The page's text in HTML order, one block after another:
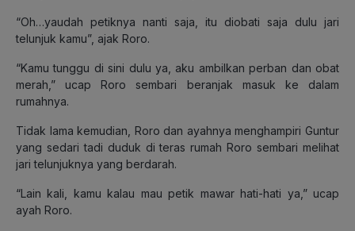
“Oh…yaudah petiknya nanti saja, itu diobati saja dulu jari
telunjuk kamu”, ajak Roro.
“Kamu tunggu di sini dulu ya, aku ambilkan perban dan obat
merah,” ucap Roro sembari beranjak masuk ke dalam
rumahnya.
Tidak lama kemudian, Roro dan ayahnya menghampiri Guntur
yang sedari tadi duduk di teras rumah Roro sembari melihat
jari telunjuknya yang berdarah.
“Lain kali, kamu kalau mau petik mawar hati-hati ya,” ucap
ayah Roro.